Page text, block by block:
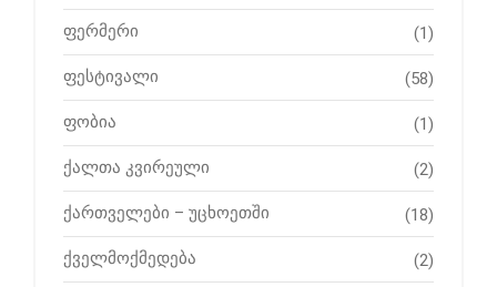
ფერმერი (1)
ფესტივალი (58)
ფობია (1)
ქალთა კვირეული (2)
ქართველები – უცხოეთში (18)
ქველმოქმედება (2)